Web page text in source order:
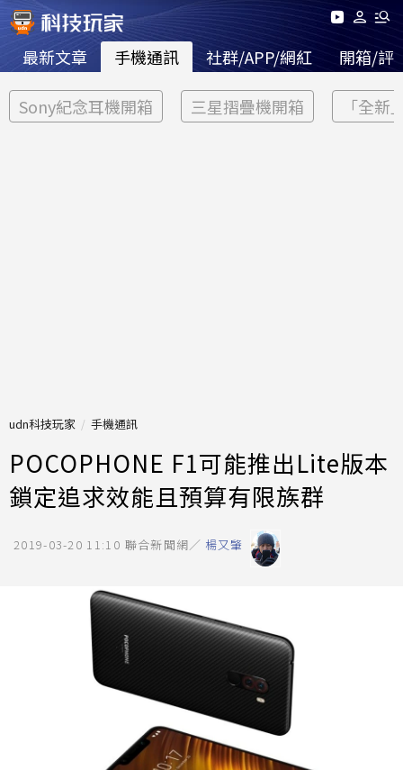
最新文章 手機通訊 社群/APP/網紅 開箱/評
Sony紀念耳機開箱 三星摺疊機開箱 「全新
udn科技玩家 手機通訊
POCOPHONE F1可能推出Lite版本
鎖定追求效能且預算有限族群
2019-03-20 11:10 聯合新聞網／ 楊又肇